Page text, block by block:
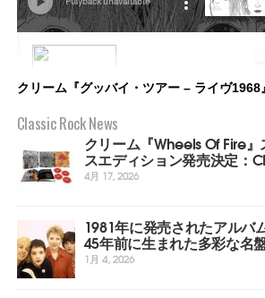
クリーム『グッバイ・ツアー – ライヴ1968』
Classic Rock News
クリーム『Wheels Of Fire
スエディション発売決定：
4月 17, 2026
1981年に発売されたアルバ
45年前に生まれた多彩な名
1月 4, 2026